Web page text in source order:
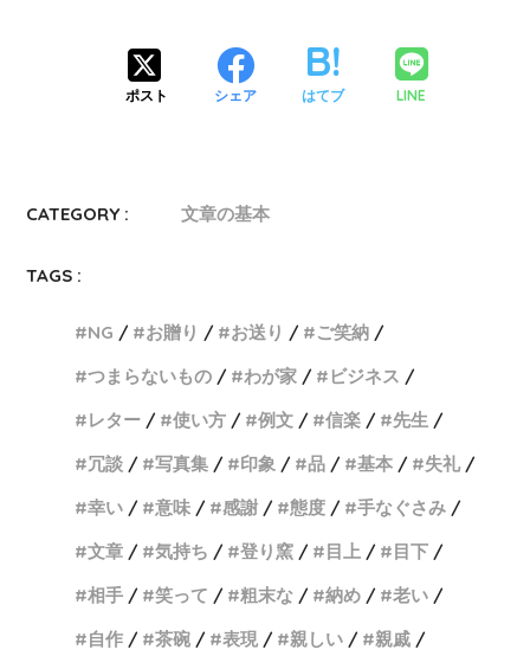
ポスト シェア はてブ LINE
CATEGORY : 文章の基本
TAGS :
NG お贈り お送り
ご笑納
つまらないもの
わが家
ビジネス
レター
使い方 例文 信楽
先生
冗談
写真集 印象 品 基本
失礼
幸い
意味 感謝 態度
手なぐさみ
文章
気持ち 登り窯 目上
目下
相手
笑って 粗末な 納め
老い
自作
茶碗 表現 親しい
親戚